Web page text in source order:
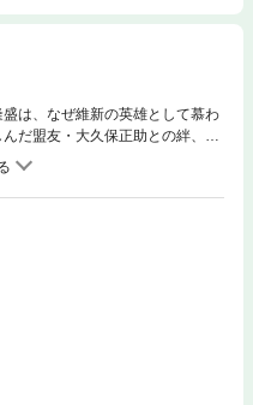
は、なぜ維新の英雄として慕わ
だ盟友・大久保正助との絆、名
生き生きと描く！